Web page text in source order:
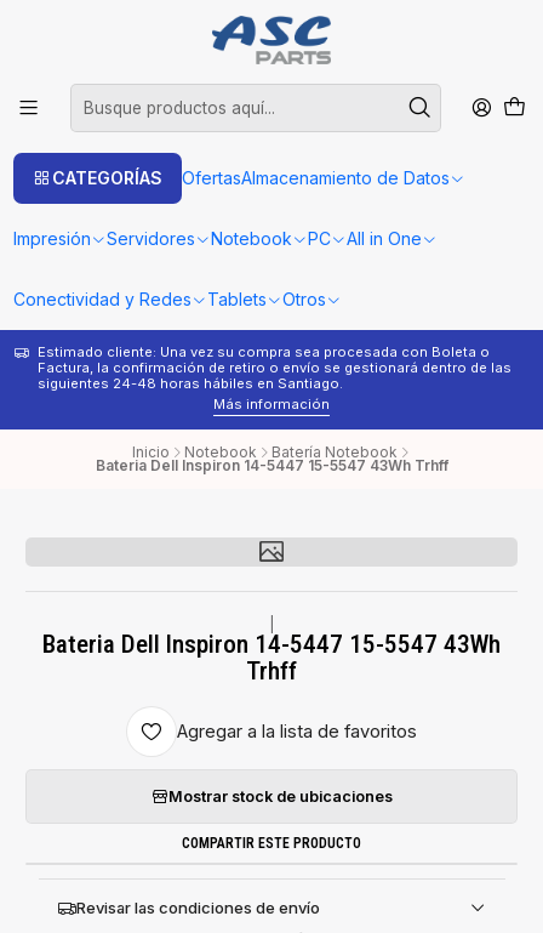
CATEGORÍAS OfertasAlmacenamiento de Datos
Impresión Servidores Notebook PC All in One
Conectividad y Redes Tablets Otros
Estimado cliente: Una vez su compra sea procesada con Boleta o
Factura, la confirmación de retiro o envío se gestionará dentro de las
siguientes 24-48 horas hábiles en Santiago.
Más información
Inicio Notebook Batería Notebook
Bateria Dell Inspiron 14-5447 15-5547 43Wh Trhff
Bateria Dell Inspiron 14-5447 15-5547 43Wh
Trhff
Agregar a la lista de favoritos
Mostrar stock de ubicaciones
COMPARTIR ESTE PRODUCTO
Revisar las condiciones de envío